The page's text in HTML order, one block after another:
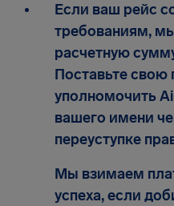
Если ваш рейс
требованиям,
расчетную
Поставьте свою
уполномочить
вашего имени
переуступке
Мы взимаем
успеха, если